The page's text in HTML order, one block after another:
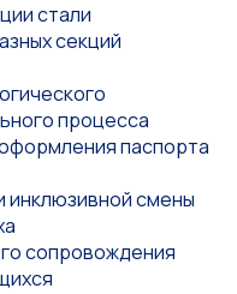
стали
секций
процесса
паспорта
инклюзивной смены
сопровождения